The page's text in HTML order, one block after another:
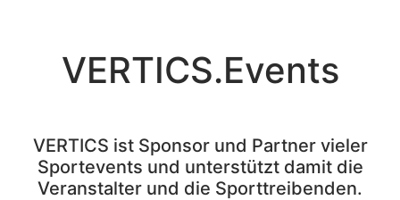
VERTICS.Events
VERTICS ist Sponsor und Partner vieler
Sportevents und unterstützt damit die
Veranstalter und die Sporttreibenden.